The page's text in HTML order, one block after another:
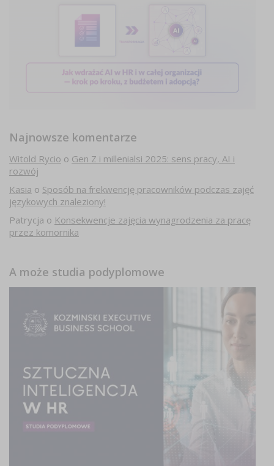
Najnowsze komentarze
Witold Rycio o Gen Z i millenialsi 2025: sens pracy, AI i
rozwój
Kasia o Sposób na frekwencję pracowników podczas zajęć
językowych znaleziony!
Patrycja o Konsekwencje zajęcia wynagrodzenia za pracę
przez komornika
A może studia podyplomowe